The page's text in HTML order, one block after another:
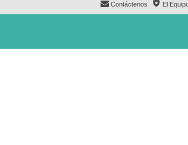
El
Contáctenos